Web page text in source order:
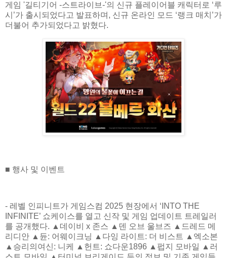
게임 '길티기어 -스트라이브-'의 신규 플레이어블 캐릭터로 ‘루
시’가 출시되었다고 발표하며, 신규 온라인 모드 ‘랭크 매치’가
더불어 추가되었다고 밝혔다.
■ 행사 및 이벤트
- 레벨 인피니트가 게임스컴 2025 현장에서 ‘INTO THE
INFINITE’ 쇼케이스를 열고 신작 및 게임 업데이트 트레일러
를 공개했다. ▲데이비 x 존스 ▲덴 오브 울브즈 ▲드레드 메
리디안 ▲듄: 어웨이크닝 ▲다잉 라이트: 더 비스트 ▲엑소본
▲승리의여신: 니케 ▲헌트: 쇼다운1896 ▲펍지 모바일 ▲러